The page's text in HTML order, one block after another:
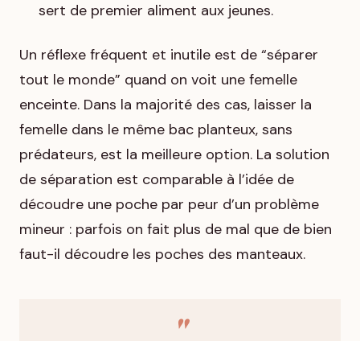
sert de premier aliment aux jeunes.
Un réflexe fréquent et inutile est de “séparer
tout le monde” quand on voit une femelle
enceinte. Dans la majorité des cas, laisser la
femelle dans le même bac planteux, sans
prédateurs, est la meilleure option. La solution
de séparation est comparable à l’idée de
découdre une poche par peur d’un problème
mineur : parfois on fait plus de mal que de bien
faut-il découdre les poches des manteaux.